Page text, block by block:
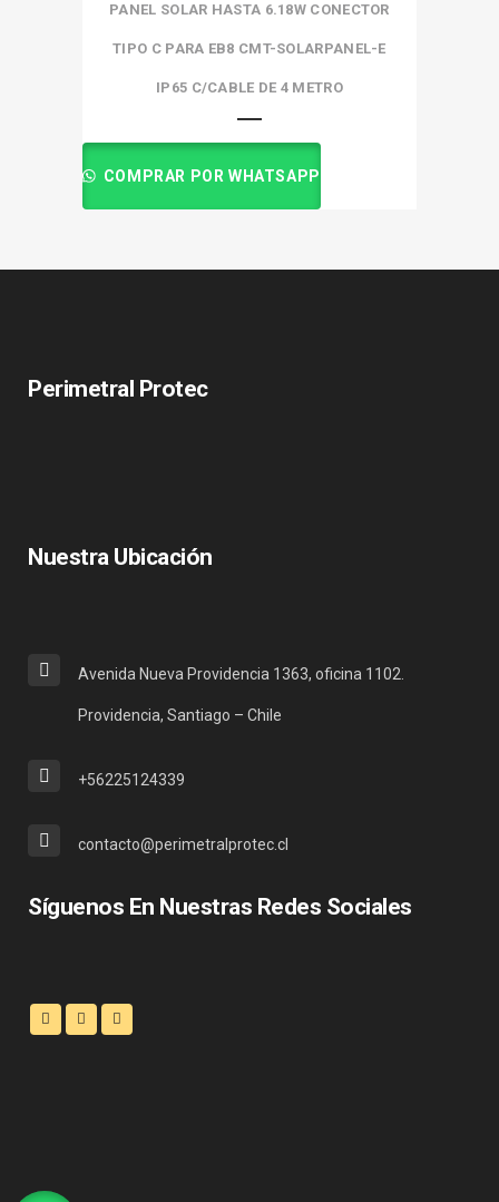
PANEL SOLAR HASTA 6.18W CONECTOR
TIPO C PARA EB8 CMT-SOLARPANEL-E
IP65 C/CABLE DE 4 METRO
COMPRAR POR WHATSAPP
Perimetral Protec
Nuestra Ubicación
Avenida Nueva Providencia 1363, oficina 1102.
Providencia, Santiago – Chile
+56225124339
contacto@perimetralprotec.cl
Síguenos En Nuestras Redes Sociales